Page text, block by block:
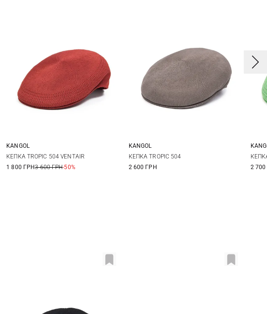
L
KANGOL
КЕПКА TROPIC 504 VENTAIR
1 800 ГРН3 600 ГРН-50%
S M
KANGOL
КЕПКА TROPIC 504
2 600 ГРН
M
2